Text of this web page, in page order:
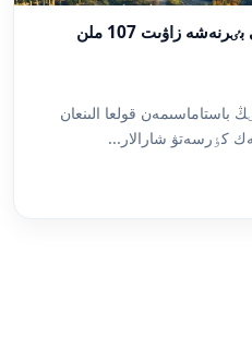
ارىستاعى جارىلىس: شقو-داعى بٸرنەشە زاۋىت 107 ملن
باستاماسىمەن قولعا الىنعان
كٶرسەتۋ شارالار...